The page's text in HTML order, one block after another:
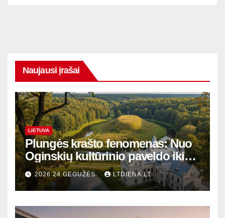
Naujausi įrašai
LIETUVA
Plungės krašto fenomenas: Nuo
Oginskių kultūrinio paveldo iki
Žemaitijos gamtos perlų
2026 24 GEGUŽĖS LTDIENA.LT